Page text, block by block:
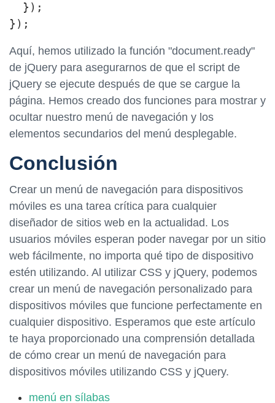
  });
Aquí, hemos utilizado la función "document.ready"
de jQuery para asegurarnos de que el script de
jQuery se ejecute después de que se cargue la
página. Hemos creado dos funciones para mostrar y
ocultar nuestro menú de navegación y los
elementos secundarios del menú desplegable.
Conclusión
Crear un menú de navegación para dispositivos
móviles es una tarea crítica para cualquier
diseñador de sitios web en la actualidad. Los
usuarios móviles esperan poder navegar por un sitio
web fácilmente, no importa qué tipo de dispositivo
estén utilizando. Al utilizar CSS y jQuery, podemos
crear un menú de navegación personalizado para
dispositivos móviles que funcione perfectamente en
cualquier dispositivo. Esperamos que este artículo
te haya proporcionado una comprensión detallada
de cómo crear un menú de navegación para
dispositivos móviles utilizando CSS y jQuery.
menú en sílabas